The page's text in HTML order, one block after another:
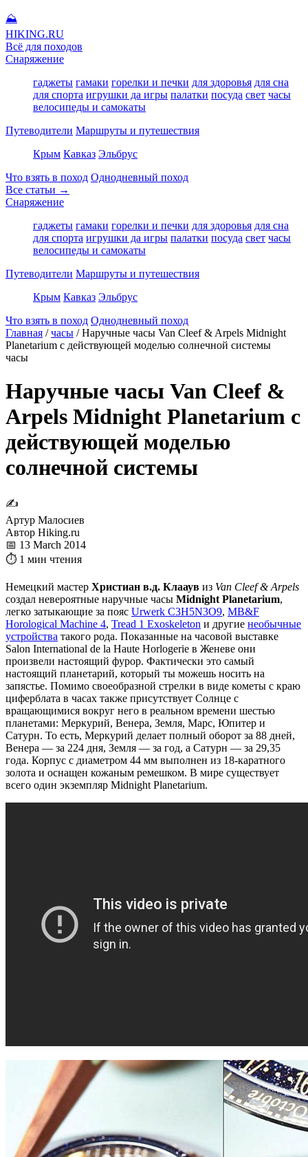
⛰
HIKING.RU
Всё для походов
Снаряжение
гаджеты гамаки горелки и печки для здоровья для сна
для спорта игрушки да игры палатки посуда свет часы
велосипеды и самокаты
Путеводители Маршруты и путешествия
Крым Кавказ Эльбрус
Что взять в поход Однодневный поход
Все статьи →
Снаряжение
гаджеты гамаки горелки и печки для здоровья для сна
для спорта игрушки да игры палатки посуда свет часы
велосипеды и самокаты
Путеводители Маршруты и путешествия
Крым Кавказ Эльбрус
Что взять в поход Однодневный поход
Главная / часы / Наручные часы Van Cleef & Arpels Midnight
Planetarium с действующей моделью солнечной системы
часы
Наручные часы Van Cleef &
Arpels Midnight Planetarium с
действующей моделью
солнечной системы
✍
Артур Малосиев
Автор Hiking.ru
📅 13 March 2014
⏱ 1 мин чтения
Немецкий мастер Христиан в.д. Клааув из Van Cleef & Arpels
создал невероятные наручные часы Midnight Planetarium,
легко затыкающие за пояс Urwerk C3H5N3O9, MB&F
Horological Machine 4, Tread 1 Exoskeleton и другие необычные
устройства такого рода. Показанные на часовой выставке
Salon International de la Haute Horlogerie в Женеве они
произвели настоящий фурор. Фактически это самый
настоящий планетарий, который ты можешь носить на
запястье. Помимо своеобразной стрелки в виде кометы с краю
циферблата в часах также присутствует Солнце с
вращающимися вокруг него в реальном времени шестью
планетами: Меркурий, Венера, Земля, Марс, Юпитер и
Сатурн. То есть, Меркурий делает полный оборот за 88 дней,
Венера — за 224 дня, Земля — за год, а Сатурн — за 29,35
года. Корпус с диаметром 44 мм выполнен из 18-каратного
золота и оснащен кожаным ремешком. В мире существует
всего один экземпляр Midnight Planetarium.